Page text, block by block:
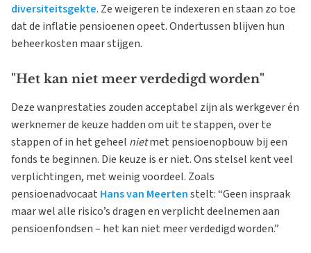
diversiteitsgekte. Ze weigeren te indexeren en staan zo toe
dat de inflatie pensioenen opeet. Ondertussen blijven hun
beheerkosten maar stijgen.
"Het kan niet meer verdedigd worden"
Deze wanprestaties zouden acceptabel zijn als werkgever én
werknemer de keuze hadden om uit te stappen, over te
stappen of in het geheel nietmet pensioenopbouw bij een
fonds te beginnen. Die keuze is er niet. Ons stelsel kent veel
verplichtingen, met weinig voordeel. Zoals
pensioenadvocaat Hans van Meertenstelt: “Geen inspraak
maar wel alle risico’s dragen en verplicht deelnemen aan
pensioenfondsen – het kan niet meer verdedigd worden.”